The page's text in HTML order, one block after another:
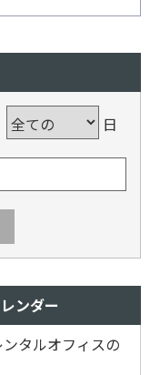
日
ンダー
タルオフィスの